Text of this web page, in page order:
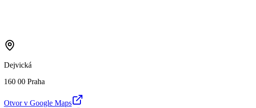
Dejvická
160 00 Praha
Otvor v Google Maps